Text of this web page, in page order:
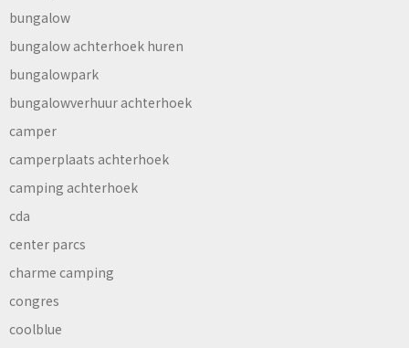
bungalow
bungalow achterhoek huren
bungalowpark
bungalowverhuur achterhoek
camper
camperplaats achterhoek
camping achterhoek
cda
center parcs
charme camping
congres
coolblue